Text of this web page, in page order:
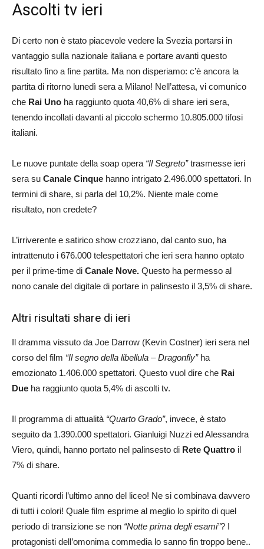
Ascolti tv ieri
Di certo non è stato piacevole vedere la Svezia portarsi in
vantaggio sulla nazionale italiana e portare avanti questo
risultato fino a fine partita. Ma non disperiamo: c’è ancora la
partita di ritorno lunedì sera a Milano! Nell’attesa, vi comunico
che Rai Uno ha raggiunto quota 40,6% di share ieri sera,
tenendo incollati davanti al piccolo schermo 10.805.000 tifosi
italiani.
Le nuove puntate della soap opera “Il Segreto”trasmesse ieri
sera su Canale Cinque hanno intrigato 2.496.000 spettatori. In
termini di share, si parla del 10,2%. Niente male come
risultato, non credete?
L’irriverente e satirico show crozziano, dal canto suo, ha
intrattenuto i 676.000 telespettatori che ieri sera hanno optato
per il prime-time di Canale Nove. Questo ha permesso al
nono canale del digitale di portare in palinsesto il 3,5% di share.
Altri risultati share di ieri
Il dramma vissuto da Joe Darrow (Kevin Costner) ieri sera nel
corso del film “Il segno della libellula – Dragonfly”ha
emozionato 1.406.000 spettatori. Questo vuol dire che Rai
Due ha raggiunto quota 5,4% di ascolti tv.
Il programma di attualità “Quarto Grado”, invece, è stato
seguito da 1.390.000 spettatori. Gianluigi Nuzzi ed Alessandra
Viero, quindi, hanno portato nel palinsesto di Rete Quattro il
7% di share.
Quanti ricordi l’ultimo anno del liceo! Ne si combinava davvero
di tutti i colori! Quale film esprime al meglio lo spirito di quel
periodo di transizione se non “Notte prima degli esami”? I
protagonisti dell’omonima commedia lo sanno fin troppo bene..